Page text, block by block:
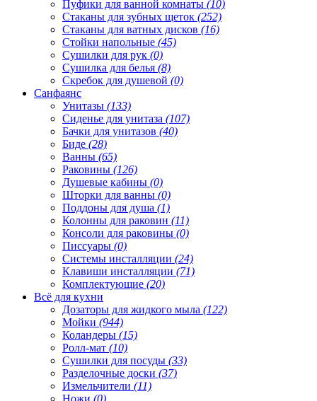
Пуфики для ванной комнаты (10)
Стаканы для зубных щеток (252)
Стаканы для ватных дисков (16)
Стойки напольные (45)
Сушилки для рук (0)
Сушилка для белья (8)
Скребок для душевой (0)
Санфаянс
Унитазы (133)
Сиденье для унитаза (107)
Бачки для унитазов (40)
Биде (28)
Ванны (65)
Раковины (126)
Душевые кабины (0)
Шторки для ванны (0)
Поддоны для душа (1)
Колонны для раковин (11)
Консоли для раковины (0)
Писсуары (0)
Системы инсталляции (24)
Клавиши инсталляции (71)
Комплектующие (20)
Всё для кухни
Дозаторы для жидкого мыла (122)
Мойки (944)
Коландеры (15)
Ролл-мат (10)
Сушилки для посуды (33)
Разделочные доски (37)
Измельчители (11)
Ножи (0)